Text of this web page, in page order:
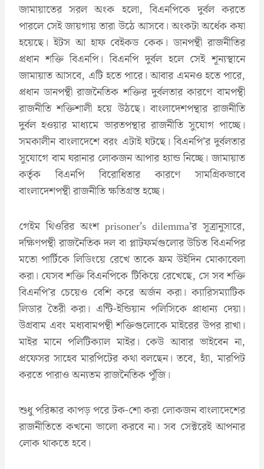
জামায়াতের সরল অংক হলো, বিএনপিকে দুর্বল করতে
পারলে সেই জায়গায় তারা উঠে আসবে। অংকটা অর্ধেক কষা
হয়েছে। ইটস আ হাফ বেইকড কেক। ডানপন্থী রাজনীতির
প্রধান শক্তি বিএনপি। বিএনপি দুর্বল হলে সেই শূন্যস্থানে
জামায়াত আসবে, এটি হতে পারে। আবার এমনও হতে পারে,
প্রধান ডানপন্থী রাজনৈতিক শক্তির দুর্বলতার কারণে বামপন্থী
রাজনীতি শক্তিশালী হয়ে উঠছে। বাংলাদেশপন্থার রাজনীতি
দুর্বল হওয়ার মাধ্যমে ভারতপন্থার রাজনীতি সুযোগ পাচ্ছে।
সমকালীন বাংলাদেশে বরং এটাই ঘটছে। বিএনপি’র দুর্বলতার
সুযোগে বাম ঘরানার লোকজন আপার হ্যান্ড নিচ্ছে। জামায়াত
কর্তৃক বিএনপি বিরোধিতার কারণে সামগ্রিকভাবে
বাংলাদেশপন্থী রাজনীতি ক্ষতিগ্রস্ত হচ্ছে।
গেইম থিওরির অংশ prisoner’s dilemma’র সূত্রানুসারে,
দক্ষিণপন্থী রাজনৈতিক দল বা প্লাটফর্মগুলোর উচিত বিএনপির
মতো পার্টিকে লিডিংয়ে রেখে তাকে ফ্রম উইদিন মোকাবেলা
করা। যেসব শক্তি বিএনপিকে টিকিয়ে রেখেছে, সে সব শক্তি
বিএনপি’র চেয়েও বেশি করে অর্জন করা। ক্যারিসম্যাটিক
লিডার তৈরী করা। এন্টি-ইন্ডিয়ান পলিসিকে প্রাধান্য দেয়া।
উগ্রবাম এবং মধ্যবামপন্থী শক্তিগুলোকে মাইরের উপর রাখা।
মাইর মানে পলিটিক্যাল মাইর। কেউ আবার ভাইবেন না,
প্রফেসর সাহেব মারপিটের কথা বলছেন। তবে, হ্যাঁ, মারপিট
করতে পারাও অন্যতম রাজনৈতিক পুঁজি।
শুধু পরিষ্কার কাপড় পরে টক-শো করা লোকজন বাংলাদেশের
রাজনীতিতে কখনো ভালো করবে না। সব সেক্টরেই আপনার
লোক থাকতে হবে।